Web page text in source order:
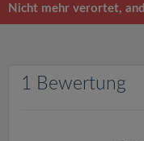
Nicht mehr verortet,
1 Bewertung
a